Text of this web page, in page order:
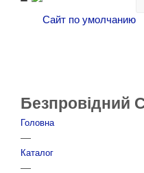
Безпровідний
Головна
—
Каталог
—